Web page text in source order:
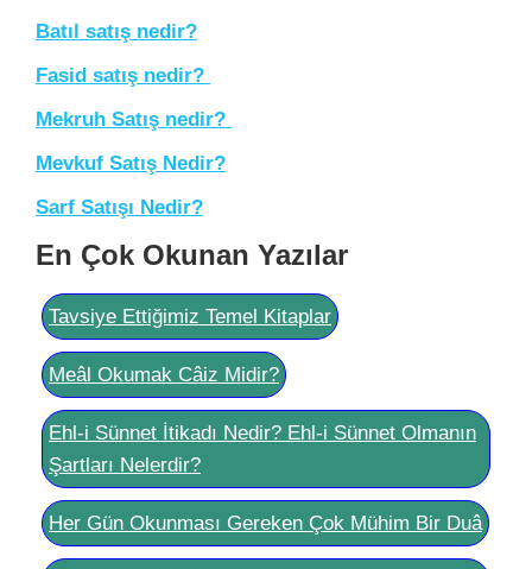
Batıl satış nedir?
Fasid satış nedir?
Mekruh Satış nedir?
Mevkuf Satış Nedir?
Sarf Satışı Nedir?
En Çok Okunan Yazılar
Tavsiye Ettiğimiz Temel Kitaplar
Meâl Okumak Câiz Midir?
Ehl-i Sünnet İtikadı Nedir? Ehl-i Sünnet Olmanın
Şartları Nelerdir?
Her Gün Okunması Gereken Çok Mühim Bir Duâ